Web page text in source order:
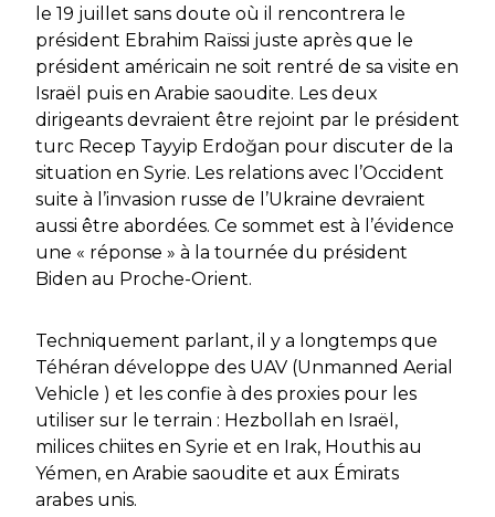
le 19 juillet sans doute où il rencontrera le
président Ebrahim Raïssi juste après que le
président américain ne soit rentré de sa visite en
Israël puis en Arabie saoudite. Les deux
dirigeants devraient être rejoint par le président
turc Recep Tayyip Erdoğan pour discuter de la
situation en Syrie. Les relations avec l’Occident
suite à l’invasion russe de l’Ukraine devraient
aussi être abordées. Ce sommet est à l’évidence
une « réponse » à la tournée du président
Biden au Proche-Orient.
Techniquement parlant, il y a longtemps que
Téhéran développe des UAV (Unmanned Aerial
Vehicle ) et les confie à des proxies pour les
utiliser sur le terrain : Hezbollah en Israël,
milices chiites en Syrie et en Irak, Houthis au
Yémen, en Arabie saoudite et aux Émirats
arabes unis.